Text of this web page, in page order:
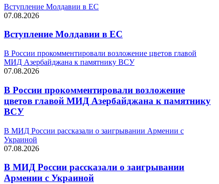
Вступление Молдавии в ЕС
07.08.2026
Вступление Молдавии в ЕС
В России прокомментировали возложение цветов главой
МИД Азербайджана к памятнику ВСУ
07.08.2026
В России прокомментировали возложение
цветов главой МИД Азербайджана к памятнику
ВСУ
В МИД России рассказали о заигрывании Армении с
Украиной
07.08.2026
В МИД России рассказали о заигрывании
Армении с Украиной